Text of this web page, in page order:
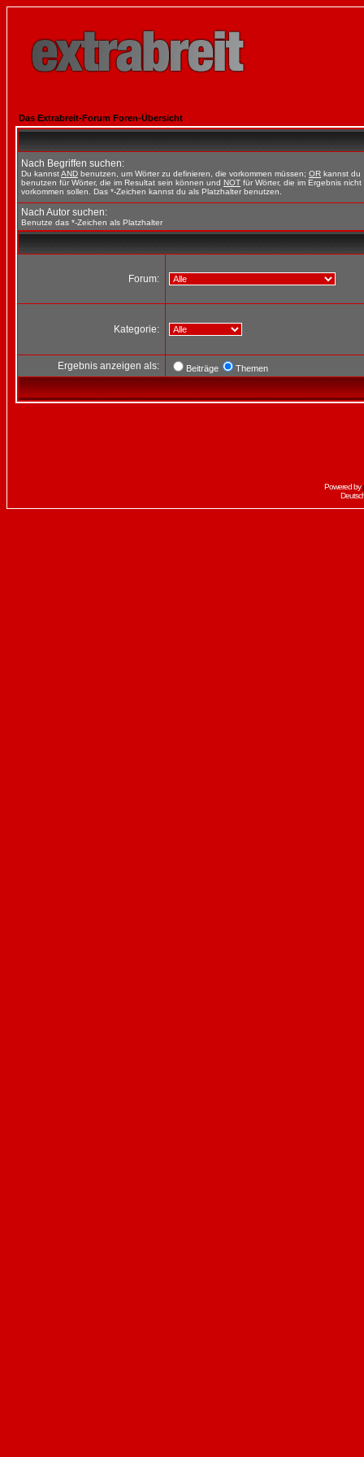
Das Extrabreit-Forum Foren-Übersicht
Nach Begriffen suchen:
Du kannstAND benutzen, um Wörter zu definieren, die vorkommen müssen; OR kannst du
benutzen für Wörter, die im Resultat sein können und NOT für Wörter, die im Ergebnis nicht
vorkommen sollen. Das *-Zeichen kannst du als Platzhalter benutzen.
Nach Autor suchen:
Benutze das *-Zeichen als Platzhalter
Forum:
Kategorie:
Ergebnis anzeigen als: Beiträge Themen
Powered by